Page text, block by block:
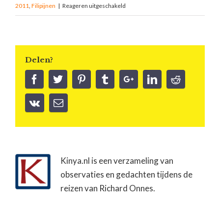
2011, Filipijnen | Reageren uitgeschakeld
Delen?
Kinya.nl is een verzameling van
observaties en gedachten tijdens de
reizen van Richard Onnes.